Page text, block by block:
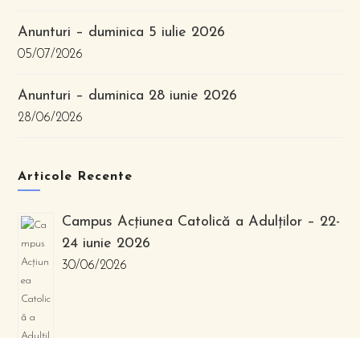
Anunturi – duminica 5 iulie 2026
05/07/2026
Anunturi – duminica 28 iunie 2026
28/06/2026
Articole Recente
Campus Acțiunea Catolică a Adulților – 22-
24 iunie 2026
30/06/2026